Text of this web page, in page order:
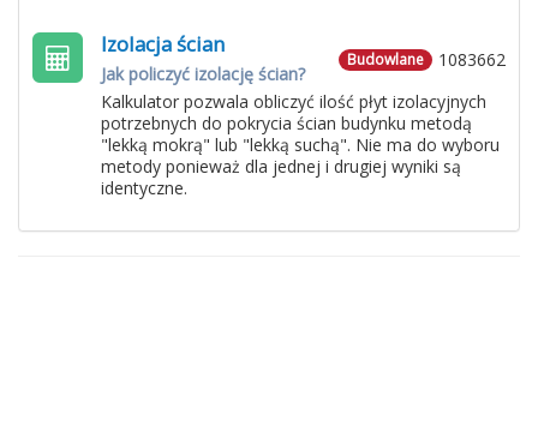
1083662
Budowlane
Izolacja ścian
Jak policzyć izolację ścian?
Kalkulator pozwala obliczyć ilość płyt izolacyjnych
potrzebnych do pokrycia ścian budynku metodą
"lekką mokrą" lub "lekką suchą". Nie ma do wyboru
metody ponieważ dla jednej i drugiej wyniki są
identyczne.